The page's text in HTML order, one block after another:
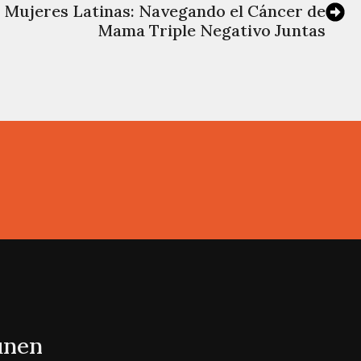
Latinas: Navegando el Cáncer de
Mama Triple Negativo Juntas